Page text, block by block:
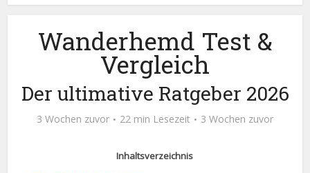
Wanderhemd Test &
Vergleich
Der ultimative Ratgeber 2026
3 Wochen zuvor 22 min Lesezeit 3 Wochen zuvor
Inhaltsverzeichnis